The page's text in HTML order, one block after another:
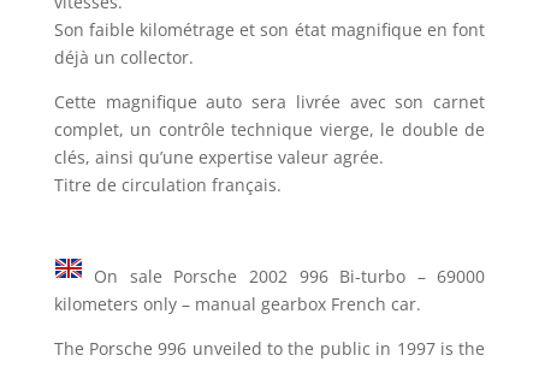
Son faible kilométrage et son état magnifique en font
déjà un collector.
Cette magnifique auto sera livrée avec son carnet
complet, un contrôle technique vierge, le double de
clés, ainsi qu’une expertise valeur agrée.
Titre de circulation français.
On sale Porsche 2002 996 Bi-turbo – 69000
kilometers only – manual gearbox French car.
The Porsche 996 unveiled to the public in 1997 is the